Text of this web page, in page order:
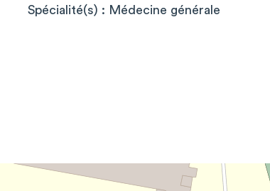
Spécialité(s) : Médecine générale